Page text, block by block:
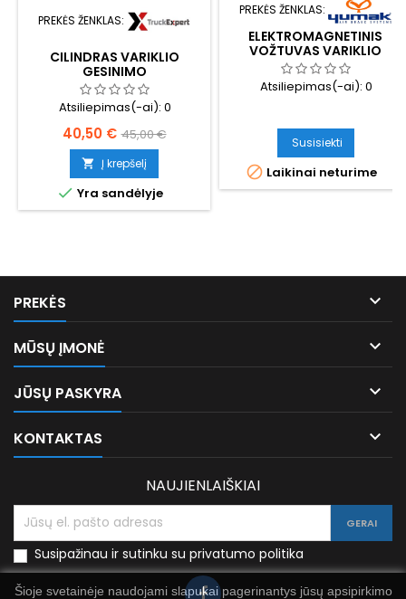
PREKĖS ŽENKLAS:
CILINDRAS VARIKLIO
GESINIMO
Atsiliepimas(-ai): 0
Kaina
40,50 € Bazinė
kaina
45,00 €
 Į krepšelį
 Yra sandėlyje
PREKĖS ŽENKLAS:
ELEKTROMAGNETINIS
VOŽTUVAS VARIKLIO
GESINIMO
Atsiliepimas(-ai): 0
Susisiekti
 Laikinai neturime
PREKĖS 
MŪSŲ ĮMONĖ 
JŪSŲ PASKYRA 
KONTAKTAS 
Šioje svetainėje naudojami slapukai pagerinantys jūsų apsipirkimo
NAUJIENLAIŠKIAI
Susipažinau ir sutinku su privatumo politika